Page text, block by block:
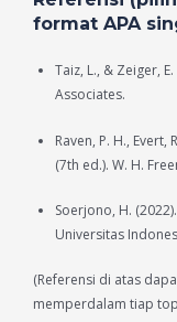
format APA
Taiz, L., & Zeiger, E.
Associates.
Raven, P. H., Evert,
(7th ed.). W. H.
Soerjono, H. (2022).
Universitas
(Referensi di atas
memperdalam tiap